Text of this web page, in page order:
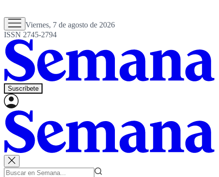
Viernes, 7 de agosto de 2026
ISSN 2745-2794
Suscríbete